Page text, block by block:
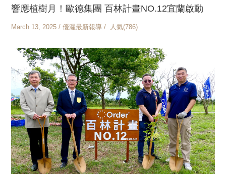
響應植樹月！歐德集團 百林計畫NO.12宜蘭啟動
March 13, 2025 / 優渥最新報導 / 人氣(786)